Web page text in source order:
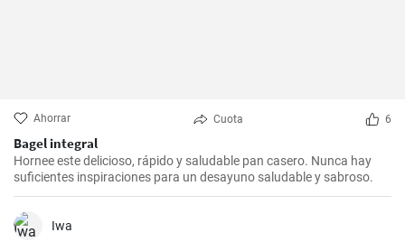
Ahorrar Cuota 6
Bagel integral
Hornee este delicioso, rápido y saludable pan casero. Nunca hay
suficientes inspiraciones para un desayuno saludable y sabroso.
Iwa